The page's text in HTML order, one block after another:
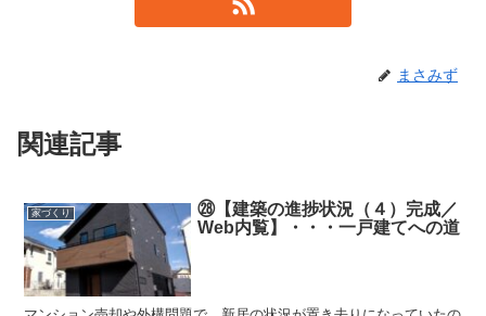
まさみず
関連記事
家づくり
㉘【建築の進捗状況（４）完成／
Web内覧】・・・一戸建てへの道